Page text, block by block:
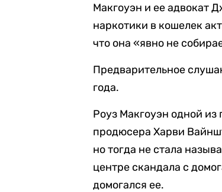
Макгоуэн и ее адвокат
наркотики в кошелек
что она «явно не
Предварительное
года.
Роуз Макгоуэн одной из
продюсера Харви
но тогда не стала
центре скандала с
домогался ее.